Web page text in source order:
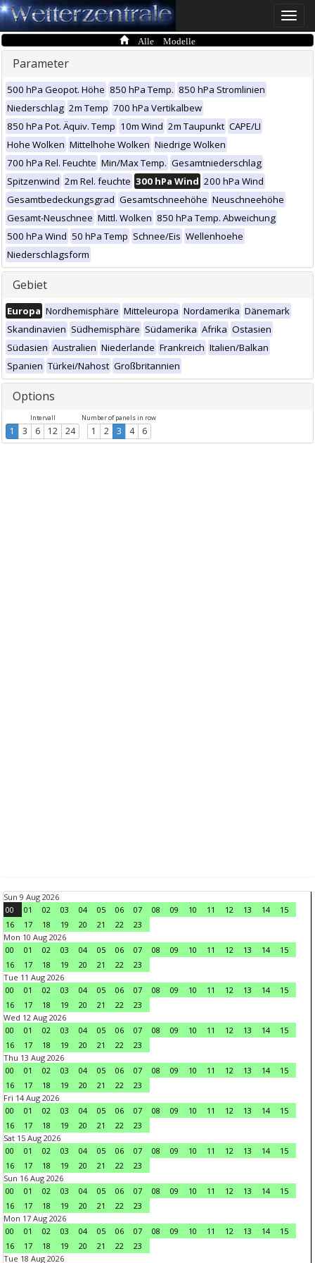
Toggle
Alle Modelle
Parameter
500 hPa Geopot. Höhe 850 hPa Temp. 850 hPa Stromlinien
Niederschlag 2m Temp 700 hPa Vertikalbew
850 hPa Pot. Äquiv. Temp 10m Wind 2m Taupunkt CAPE/LI
Hohe Wolken Mittelhohe Wolken Niedrige Wolken
700 hPa Rel. Feuchte Min/Max Temp. Gesamtniederschlag
Spitzenwind 2m Rel. feuchte 300 hPa Wind 200 hPa Wind
Gesamtbedeckungsgrad Gesamtschneehöhe Neuschneehöhe
Gesamt-Neuschnee Mittl. Wolken 850 hPa Temp. Abweichung
500 hPa Wind 50 hPa Temp Schnee/Eis Wellenhoehe
Niederschlagsform
Gebiet
Europa Nordhemisphäre Mitteleuropa Nordamerika Dänemark
Skandinavien Südhemisphäre Südamerika Afrika Ostasien
Südasien Australien Niederlande Frankreich Italien/Balkan
Spanien Türkei/Nahost Großbritannien
Options
Intervall
1 3 6 12 24
Number of panels in row
1 2 3 4 6
Sun 9 Aug 2026
00
01 02 03 04 05 06 07 08 09 10 11 12 13 14
15
16
17 18 19 20 21 22
23
Mon 10 Aug 2026
00
01 02 03 04 05 06 07 08 09 10 11 12 13 14
15
16
17 18 19 20 21 22
23
Tue 11 Aug 2026
00
01 02 03 04 05 06 07 08 09 10 11 12 13 14
15
16
17 18 19 20 21 22
23
Wed 12 Aug 2026
00
01 02 03 04 05 06 07 08 09 10 11 12 13 14
15
16
17 18 19 20 21 22
23
Thu 13 Aug 2026
00
01 02 03 04 05 06 07 08 09 10 11 12 13 14
15
16
17 18 19 20 21 22
23
Fri 14 Aug 2026
00
01 02 03 04 05 06 07 08 09 10 11 12 13 14
15
16
17 18 19 20 21 22
23
Sat 15 Aug 2026
00
01 02 03 04 05 06 07 08 09 10 11 12 13 14
15
16
17 18 19 20 21 22
23
Sun 16 Aug 2026
00
01 02 03 04 05 06 07 08 09 10 11 12 13 14
15
16
17 18 19 20 21 22
23
Mon 17 Aug 2026
00
01 02 03 04 05 06 07 08 09 10 11 12 13 14
15
16
17 18 19 20 21 22
23
Tue 18 Aug 2026